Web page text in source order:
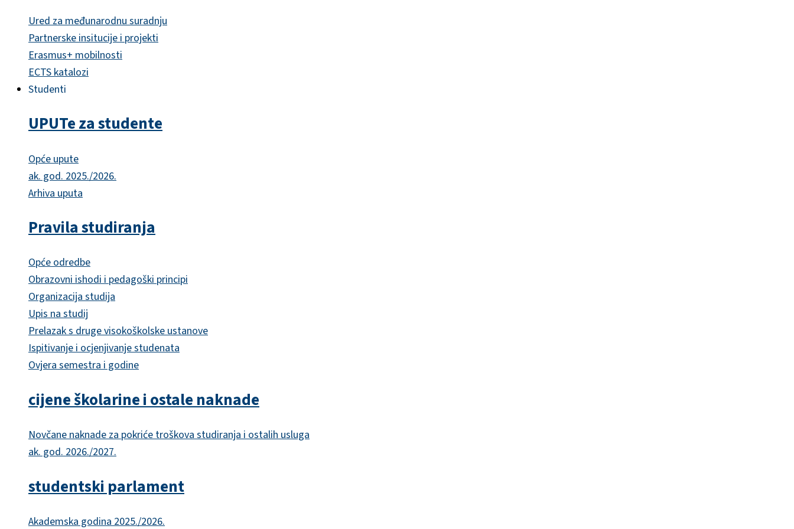
Ured za međunarodnu suradnju
Partnerske insitucije i projekti
Erasmus+ mobilnosti
ECTS katalozi
Studenti
UPUTe za studente
Opće upute
ak. god. 2025./2026.
Arhiva uputa
Pravila studiranja
Opće odredbe
Obrazovni ishodi i pedagoški principi
Organizacija studija
Upis na studij
Prelazak s druge visokoškolske ustanove
Ispitivanje i ocjenjivanje studenata
Ovjera semestra i godine
cijene školarine i ostale naknade
Novčane naknade za pokriće troškova studiranja i ostalih usluga
ak. god. 2026./2027.
studentski parlament
Akademska godina 2025./2026.